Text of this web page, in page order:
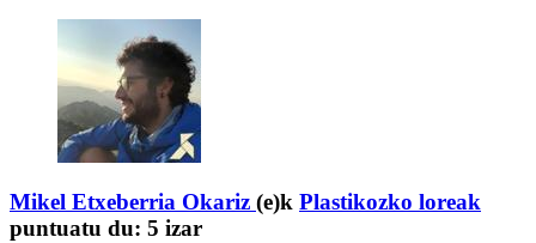
Mikel Etxeberria Okariz (e)k Plastikozko loreak
puntuatu du: 5 izar